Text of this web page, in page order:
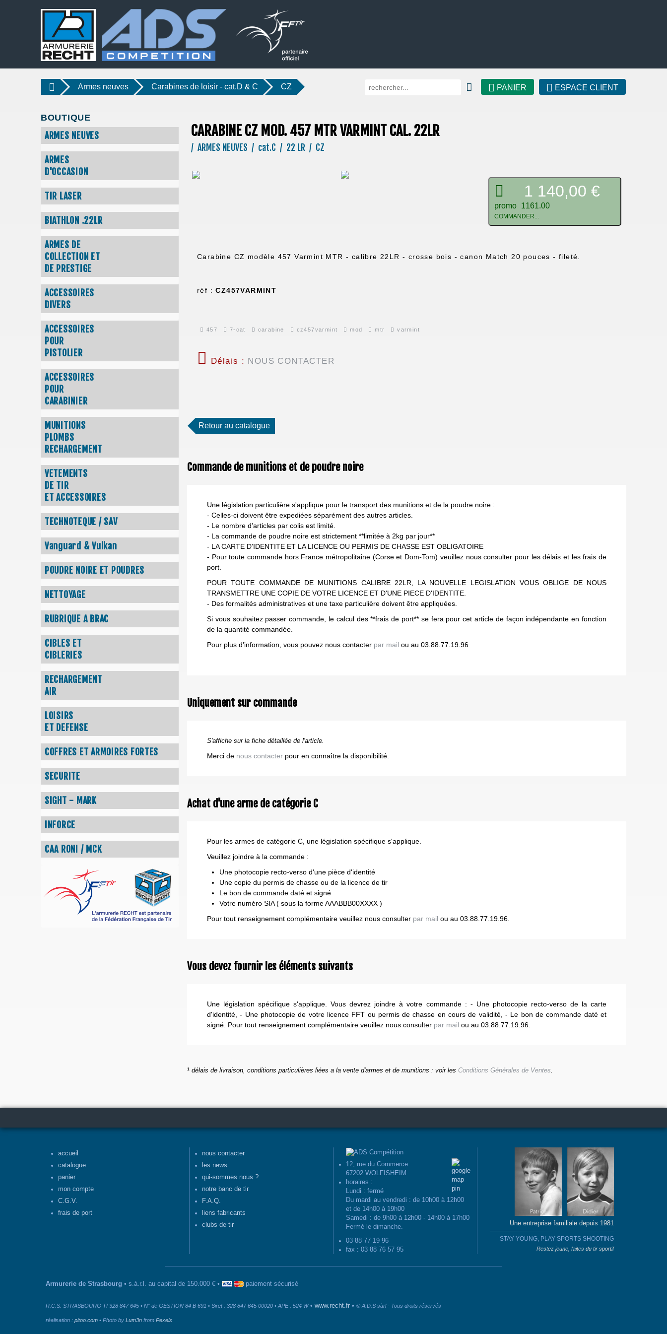
PANIER ESPACE CLIENT
Armes neuves Carabines de loisir - cat.D & C CZ
BOUTIQUE
ARMES NEUVES
ARMES
D'OCCASION
TIR LASER
BIATHLON .22LR
ARMES DE
COLLECTION ET
DE PRESTIGE
ACCESSOIRES
DIVERS
ACCESSOIRES
POUR
PISTOLIER
ACCESSOIRES
POUR
CARABINIER
MUNITIONS
PLOMBS
RECHARGEMENT
VETEMENTS
DE TIR
ET ACCESSOIRES
TECHNOTEQUE / SAV
Vanguard & Vulkan
POUDRE NOIRE ET POUDRES
NETTOYAGE
RUBRIQUE A BRAC
CIBLES ET
CIBLERIES
RECHARGEMENT
AIR
LOISIRS
ET DEFENSE
COFFRES ET ARMOIRES FORTES
SECURITE
SIGHT - MARK
INFORCE
CAA RONI / MCK
CARABINE CZ MOD. 457 MTR VARMINT CAL. 22LR
/ ARMES NEUVES / cat.C / 22 LR / CZ
1 140,00 €
promo 1161.00
COMMANDER...
Carabine CZ modèle 457 Varmint MTR - calibre 22LR - crosse bois - canon Match 20 pouces - fileté.
réf :CZ457VARMINT
457 7-cat carabine cz457varmint mod mtr varmint
Délais : NOUS CONTACTER
Retour au catalogue
Commande de munitions et de poudre noire
Une législation particulière s'applique pour le transport des munitions et de la poudre noire :
- Celles-ci doivent être expediées séparément des autres articles.
- Le nombre d'articles par colis est limité.
- La commande de poudre noire est strictement **limitée à 2kg par jour**
- LA CARTE D'IDENTITE ET LA LICENCE OU PERMIS DE CHASSE EST OBLIGATOIRE
- Pour toute commande hors France métropolitaine (Corse et Dom-Tom) veuillez nous consulter pour les délais et les frais de
port.
POUR TOUTE COMMANDE DE MUNITIONS CALIBRE 22LR, LA NOUVELLE LEGISLATION VOUS OBLIGE DE NOUS
TRANSMETTRE UNE COPIE DE VOTRE LICENCE ET D'UNE PIECE D'IDENTITE.
- Des formalités administratives et une taxe particulière doivent être appliquées.
Si vous souhaitez passer commande, le calcul des **frais de port** se fera pour cet article de façon indépendante en fonction
de la quantité commandée.
Pour plus d'information, vous pouvez nous contacter par mail ou au 03.88.77.19.96
Uniquement sur commande
S'affiche sur la fiche détaillée de l'article.
Merci de nous contacter pour en connaître la disponibilité.
Achat d'une arme de catégorie C
Pour les armes de catégorie C, une législation spécifique s'applique.
Veuillez joindre à la commande :
Une photocopie recto-verso d'une pièce d'identité
Une copie du permis de chasse ou de la licence de tir
Le bon de commande daté et signé
Votre numéro SIA ( sous la forme AAABBB00XXXX )
Pour tout renseignement complémentaire veuillez nous consulter par mail ou au 03.88.77.19.96.
Vous devez fournir les éléments suivants
Une législation spécifique s'applique. Vous devrez joindre à votre commande : - Une photocopie recto-verso de la carte
d'identité, - Une photocopie de votre licence FFT ou permis de chasse en cours de validité, - Le bon de commande daté et
signé. Pour tout renseignement complémentaire veuillez nous consulter par mail ou au 03.88.77.19.96.
¹ délais de livraison, conditions particulières liées a la vente d'armes et de munitions : voir les Conditions Générales de Ventes.
accueil
catalogue
panier
mon compte
C.G.V.
frais de port
nous contacter
les news
qui-sommes nous ?
notre banc de tir
F.A.Q.
liens fabricants
clubs de tir
12, rue du Commerce
67202 WOLFISHEIM
horaires :
Lundi : fermé
Du mardi au vendredi : de 10h00 à 12h00
et de 14h00 à 19h00
Samedi : de 9h00 à 12h00 - 14h00 à 17h00
Fermé le dimanche.
03 88 77 19 96
fax : 03 88 76 57 95
Une entreprise familiale depuis 1981
STAY YOUNG, PLAY SPORTS SHOOTING
Restez jeune, faites du tir sportif
Armurerie de Strasbourg • s.à.r.l. au capital de 150.000 € • paiement sécurisé
R.C.S. STRASBOURG TI 328 847 645 • N° de GESTION 84 B 691 • Siret : 328 847 645 00020 • APE : 524 W• www.recht.fr • © A.D.S sàrl - Tous droits réservés
réalisation : pitoo.com • Photo by Lum3n from Pexels